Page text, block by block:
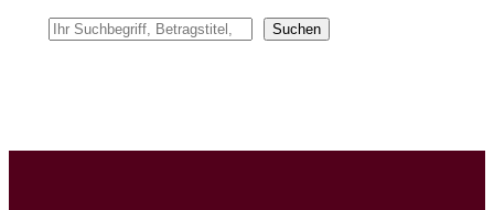
S
n
Suchen